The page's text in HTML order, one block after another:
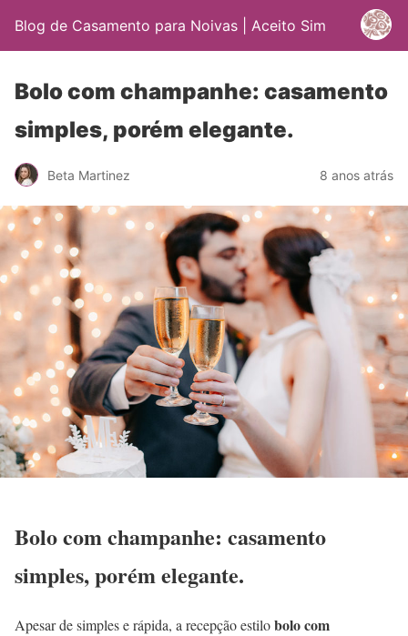
Blog de Casamento para Noivas | Aceito Sim
Bolo com champanhe: casamento
simples, porém elegante.
Beta Martinez 8 anos atrás
Bolo com champanhe: casamento
simples, porém elegante.
Apesar de simples e rápida, a recepção estilobolo com